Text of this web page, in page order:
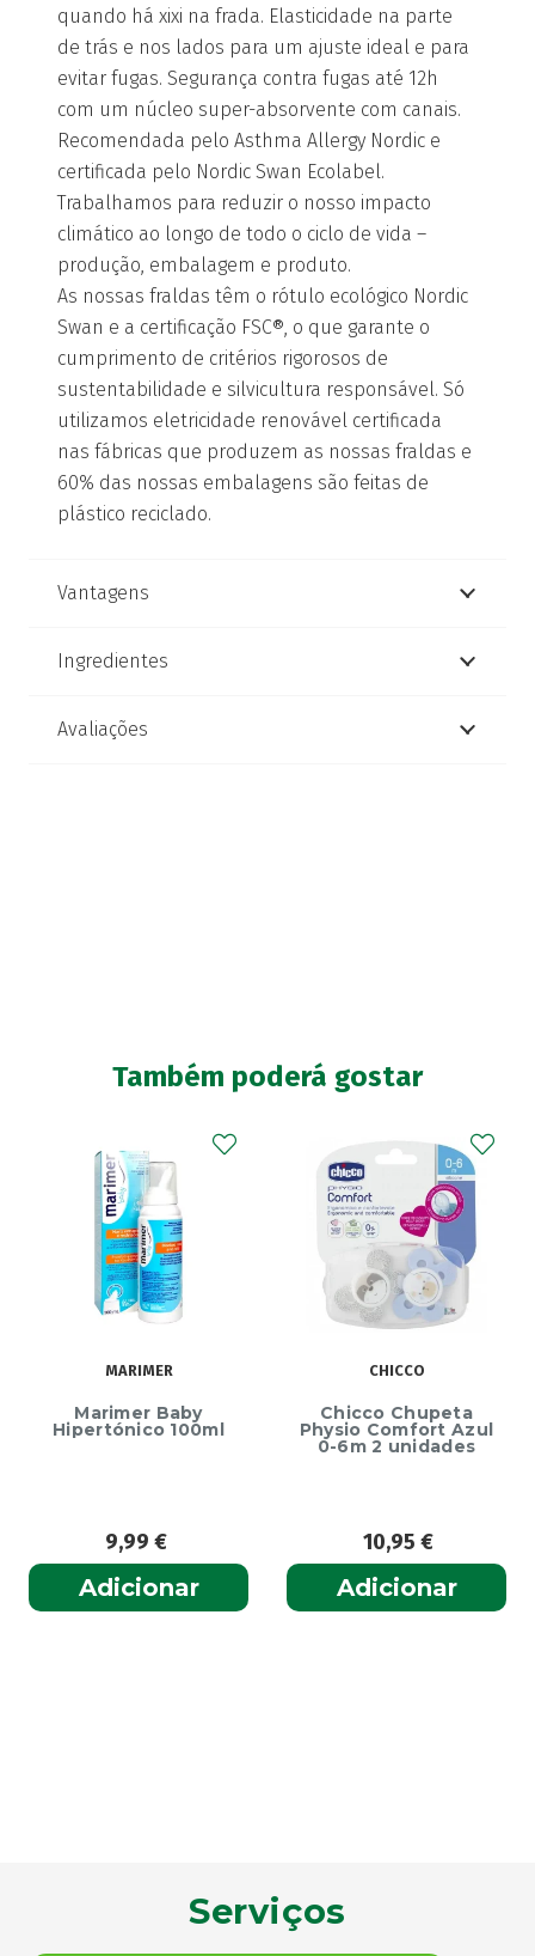
quando há xixi na frada. Elasticidade na parte
de trás e nos lados para um ajuste ideal e para
evitar fugas. Segurança contra fugas até 12h
com um núcleo super-absorvente com canais.
Recomendada pelo Asthma Allergy Nordic e
certificada pelo Nordic Swan Ecolabel.
Trabalhamos para reduzir o nosso impacto
climático ao longo de todo o ciclo de vida –
produção, embalagem e produto.
As nossas fraldas têm o rótulo ecológico Nordic
Swan e a certificação FSC®, o que garante o
cumprimento de critérios rigorosos de
sustentabilidade e silvicultura responsável. Só
utilizamos eletricidade renovável certificada
nas fábricas que produzem as nossas fraldas e
60% das nossas embalagens são feitas de
plástico reciclado.
Vantagens
Ingredientes
Avaliações
Também poderá gostar
MARIMER
Marimer Baby
Hipertónico 100ml
9,99€
Adicionar
CHICCO
Chicco Chupeta
Physio Comfort Azul
0-6m 2 unidades
10,95€
Adicionar
Serviços